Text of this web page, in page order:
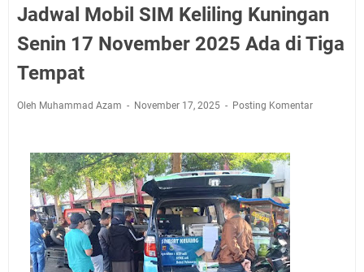
2026 Ada Tiga Acara
Kamis 6 Agustus 2026 Mobil Samling Ada di Alun-alun
Luragung, Ini Persyaratan dan Besaran Biayanya
Setiap Noda Ada Pembersihnya, Salat Bisa Menjadi
Pembersih Dosa Kita, Ini Jadwal Salat Wilayah
Kuningan Kamis 6 Agustus 2026
Agenda Kegiatan Bupati, Wabup dan Sekda Kuningan
Rabu 5 Agustus 2026 Masing-masing Dua Acara
Ini Lokasi Samling Kuningan Rabu 5 Agustus 2026
Jadwal Mobil SIM Keliling Kuningan
Senin 17 November 2025 Ada di Tiga
Tempat
Oleh Muhammad Azam November 17, 2025 Posting Komentar